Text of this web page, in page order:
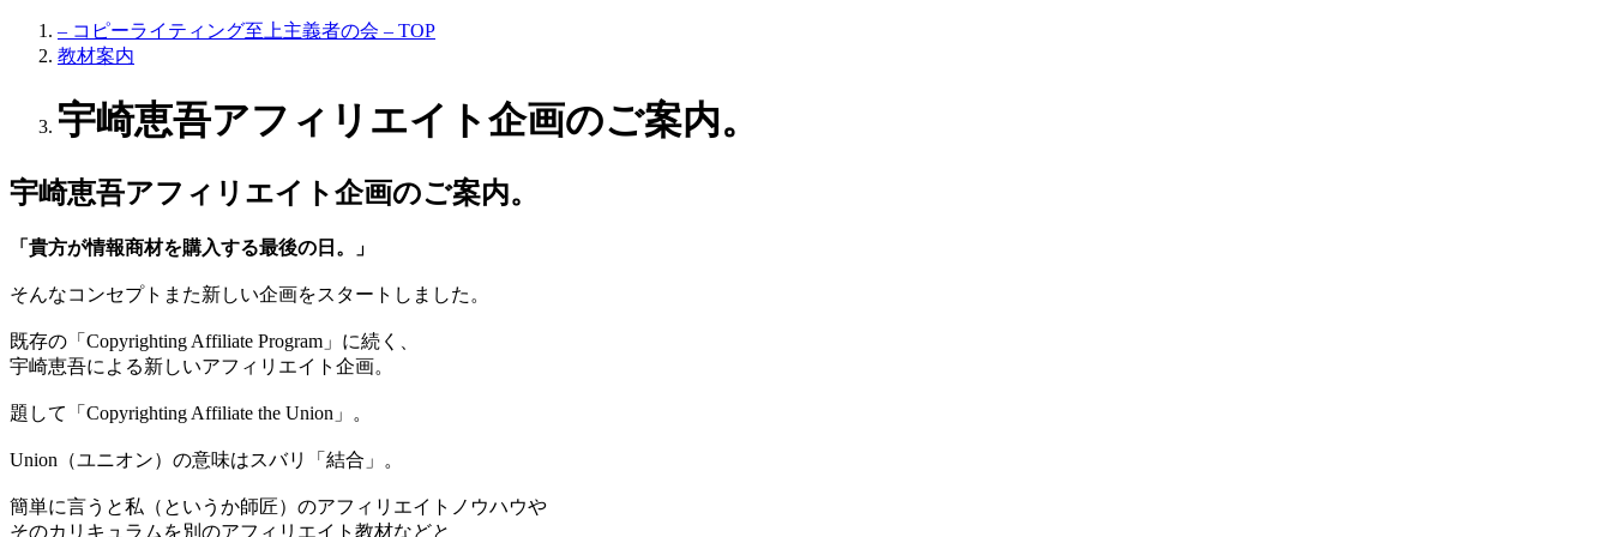
– コピーライティング至上主義者の会 – TOP
教材案内
宇崎恵吾アフィリエイト企画のご案内。
宇崎恵吾アフィリエイト企画のご案内。
「貴方が情報商材を購入する最後の日。」
そんなコンセプトまた新しい企画をスタートしました。
既存の「Copyrighting Affiliate Program」に続く、
宇崎恵吾による新しいアフィリエイト企画。
題して「Copyrighting Affiliate the Union」。
Union（ユニオン）の意味はスバリ「結合」。
簡単に言うと私（というか師匠）のアフィリエイトノウハウや
そのカリキュラムを別のアフィリエイト教材などと